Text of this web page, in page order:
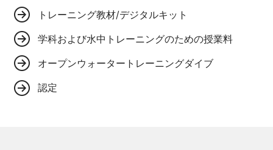
トレーニング教材/デジタルキット
学科および水中トレーニングのための授業料
オープンウォータートレーニングダイブ
認定